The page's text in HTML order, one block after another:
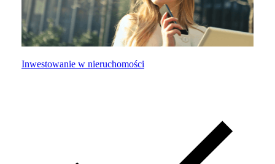
Inwestowanie w nieruchomości